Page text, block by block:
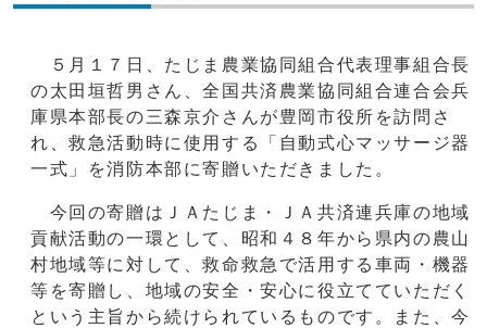
５月１７日、たじま農業協同組合代表理事組合長
の太田垣哲男さん、全国共済農業協同組合連合会兵
庫県本部長の三森京介さんが豊岡市役所を訪問さ
れ、救急活動時に使用する「自動式心マッサージ器
一式」を消防本部に寄贈いただきました。
今回の寄贈はＪＡたじま・ＪＡ共済連兵庫の地域
貢献活動の一環として、昭和４８年から県内の農山
村地域等に対して、救命救急で活用する車両・機器
等を寄贈し、地域の安全・安心に役立てていただく
という主旨から続けられているものです。また、今